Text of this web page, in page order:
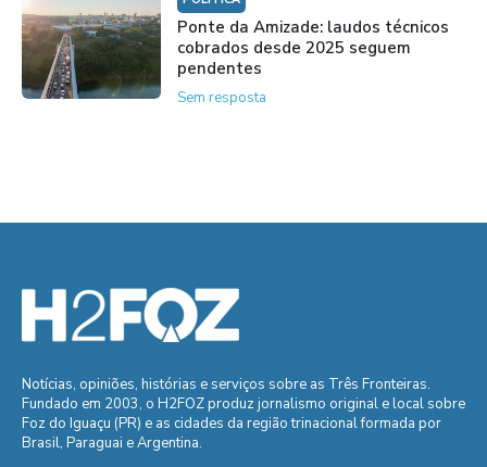
Ponte da Amizade: laudos técnicos
cobrados desde 2025 seguem
pendentes
Sem resposta
Notícias, opiniões, histórias e serviços sobre as Três Fronteiras.
Fundado em 2003, o H2FOZ produz jornalismo original e local sobre
Foz do Iguaçu (PR) e as cidades da região trinacional formada por
Brasil, Paraguai e Argentina.